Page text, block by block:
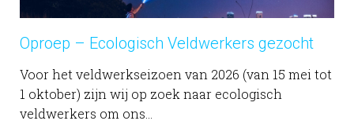
Oproep – Ecologisch Veldwerkers gezocht
Voor het veldwerkseizoen van 2026 (van 15 mei tot
1 oktober) zijn wij op zoek naar ecologisch
veldwerkers om ons...